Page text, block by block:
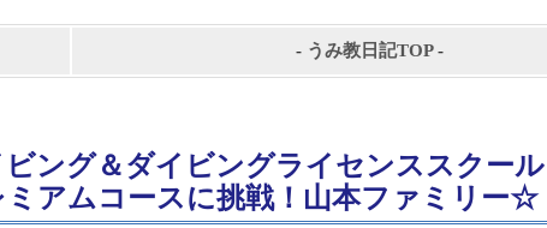
- うみ教日記TOP-
ング＆ダイビングライセンススクー
アムコースに挑戦！山本ファミリー☆